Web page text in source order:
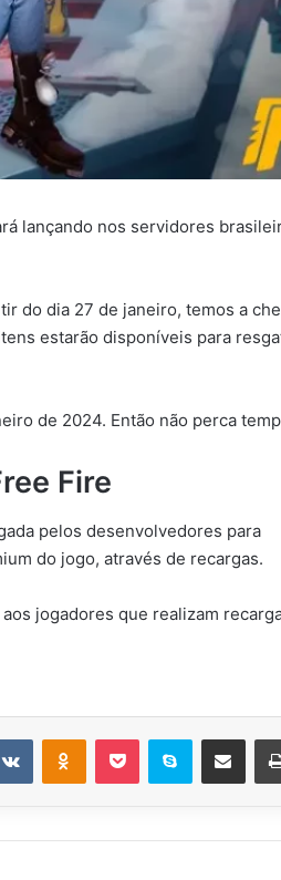
lançando nos servidores
do dia 27 de janeiro, temos a
estarão disponíveis para
de 2024. Então não perca
Fire
pelos desenvolvedores para
do jogo, através de recargas.
jogadores que realizam
VK OK Pocket Skype Compartilhar via e-mail